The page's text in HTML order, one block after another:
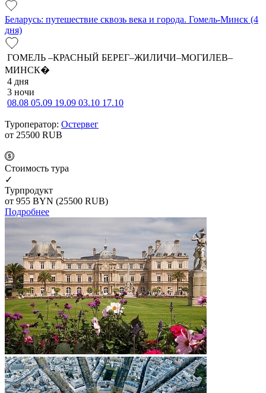
Беларусь: путешествие сквозь века и города. Гомель-Минск (4
дня)
ГОМЕЛЬ –КРАСНЫЙ БЕРЕГ–ЖИЛИЧИ–МОГИЛЕВ–
МИНСК�
4 дня
3 ночи
08.08 05.09 19.09 03.10 17.10
Туроператор: Остервег
от 25500 RUB
Cтоимость тура
✓
Турпродукт
от 955 BYN (25500 RUB)
Подробнее